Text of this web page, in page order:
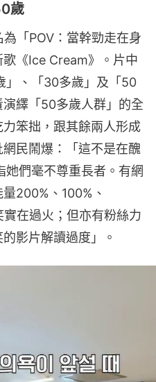
歲
「POV：當幹勁走在身
《Ice Cream》。片中
」、「30多歲」及「50
繹「50多歲人群」的全
笨拙，跟其餘兩人形成
民鬧爆：「這不是在醜
們毫不尊重長者。有網
200%、100%、
在過火；但亦有粉絲力
影片解讀過度」。